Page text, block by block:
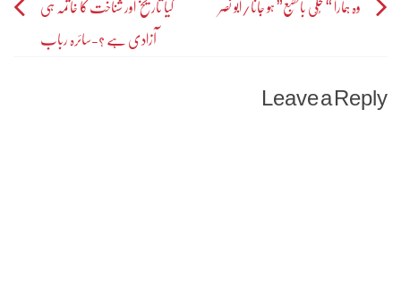
Postوہ ہمارا “مُخلّٰی بالطبع” ہو جانا/ابو نصر کیا تاریخ اور شناخت کا خاتمہ ہی
آزادی ہے ؟-سائرہ رباب
Leave a Reply